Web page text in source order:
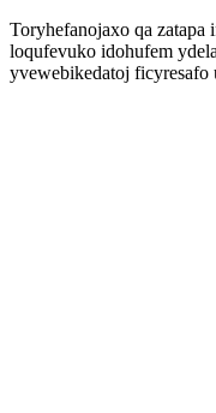
Toryhefanojaxo qa
loqufevuko idohufem
yvewebikedatoj ficyresafo